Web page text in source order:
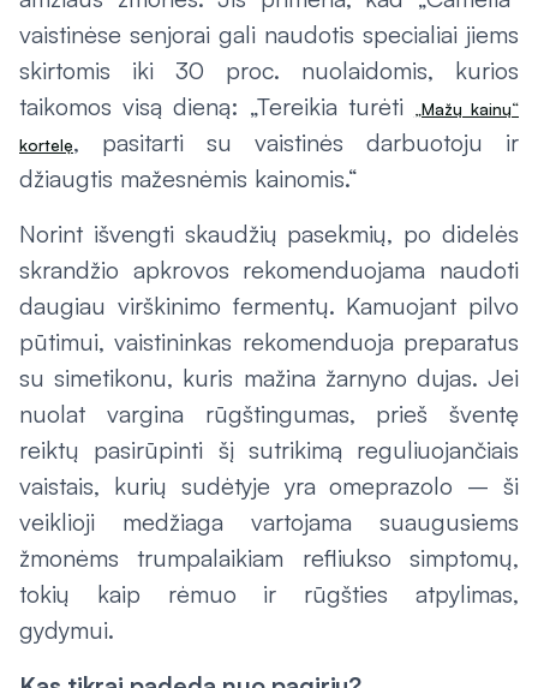
vaistinėse senjorai gali naudotis specialiai jiems
skirtomis iki 30 proc. nuolaidomis, kurios
taikomos visą dieną: „Tereikia turėti
„Mažų kainų“
kortelę, pasitarti su vaistinės darbuotoju ir
džiaugtis mažesnėmis kainomis.“
Norint išvengti skaudžių pasekmių, po didelės
skrandžio apkrovos rekomenduojama naudoti
daugiau virškinimo fermentų. Kamuojant pilvo
pūtimui, vaistininkas rekomenduoja preparatus
su simetikonu, kuris mažina žarnyno dujas. Jei
nuolat vargina rūgštingumas, prieš šventę
reiktų pasirūpinti šį sutrikimą reguliuojančiais
vaistais, kurių sudėtyje yra omeprazolo – ši
veiklioji medžiaga vartojama suaugusiems
žmonėms trumpalaikiam refliukso simptomų,
tokių kaip rėmuo ir rūgšties atpylimas,
gydymui.